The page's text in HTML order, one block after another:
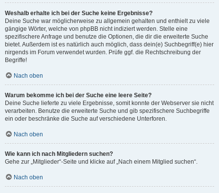
Weshalb erhalte ich bei der Suche keine Ergebnisse?
Deine Suche war möglicherweise zu allgemein gehalten und enthielt zu viele
gängige Wörter, welche von phpBB nicht indiziert werden. Stelle eine
spezifischere Anfrage und benutze die Optionen, die dir die erweiterte Suche
bietet. Außerdem ist es natürlich auch möglich, dass dein(e) Suchbegriff(e) hier
nirgends im Forum verwendet wurden. Prüfe ggf. die Rechtschreibung der
Begriffe!
Nach oben
Warum bekomme ich bei der Suche eine leere Seite?
Deine Suche lieferte zu viele Ergebnisse, somit konnte der Webserver sie nicht
verarbeiten. Benutze die erweiterte Suche und gib spezifischere Suchbegriffe
ein oder beschränke die Suche auf verschiedene Unterforen.
Nach oben
Wie kann ich nach Mitgliedern suchen?
Gehe zur „Mitglieder“-Seite und klicke auf „Nach einem Mitglied suchen“.
Nach oben